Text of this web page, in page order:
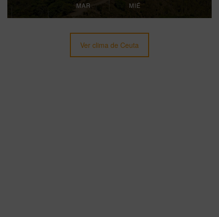
MAR MIÉ
Ver clima de Ceuta